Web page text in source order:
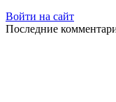
Войти на сайт
Последние